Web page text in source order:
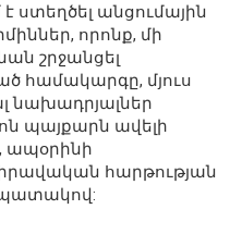
ստեղծել անցումային
որոնք, մի
շրջանցել
համակարգը, մյուս
նախադրյալներ
պայքարն ավելի
ապօրինի
հարթության